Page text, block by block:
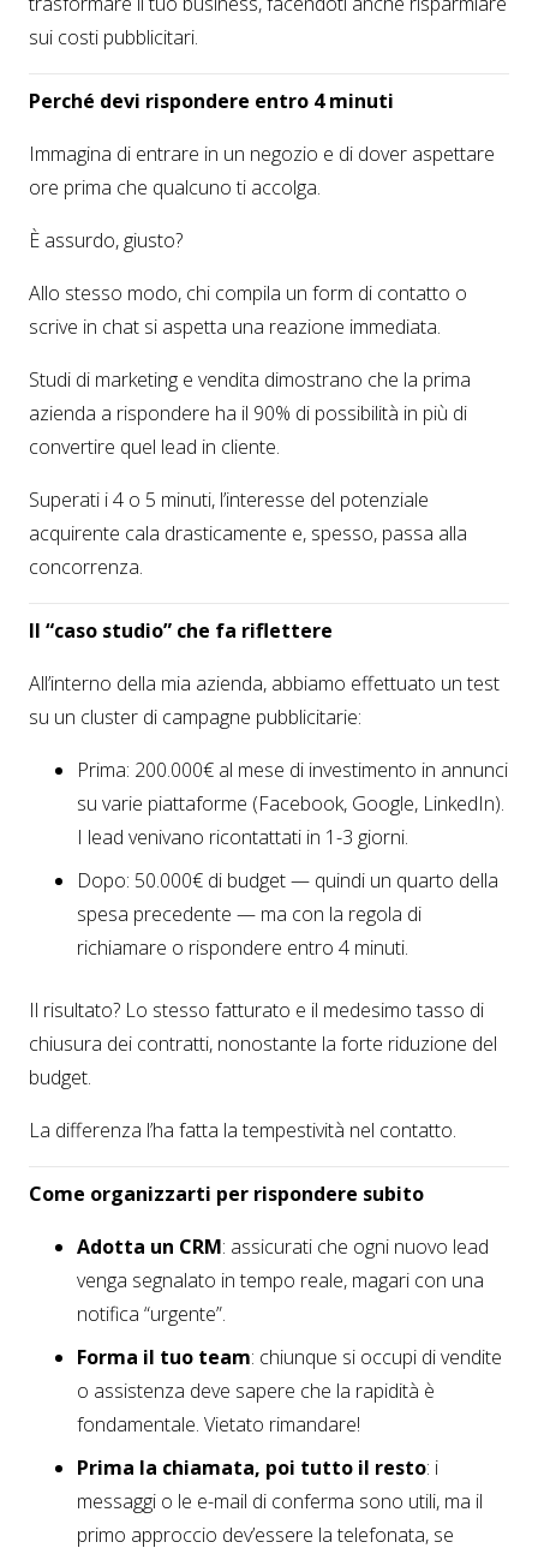
sui costi pubblicitari.
Perché devi rispondere entro 4 minuti
Immagina di entrare in un negozio e di dover aspettare
ore prima che qualcuno ti accolga.
È assurdo, giusto?
Allo stesso modo, chi compila un form di contatto o
scrive in chat si aspetta una reazione immediata.
Studi di marketing e vendita dimostrano che la prima
azienda a rispondere ha il 90% di possibilità in più di
convertire quel lead in cliente.
Superati i 4 o 5 minuti, l’interesse del potenziale
acquirente cala drasticamente e, spesso, passa alla
concorrenza.
Il “caso studio” che fa riflettere
All’interno della mia azienda, abbiamo effettuato un test
su un cluster di campagne pubblicitarie:
Prima: 200.000€ al mese di investimento in annunci
su varie piattaforme (Facebook, Google, LinkedIn).
I lead venivano ricontattati in 1-3 giorni.
Dopo: 50.000€ di budget — quindi un quarto della
spesa precedente — ma con la regola di
richiamare o rispondere entro 4 minuti.
Il risultato? Lo stesso fatturato e il medesimo tasso di
chiusura dei contratti, nonostante la forte riduzione del
budget.
La differenza l’ha fatta la tempestività nel contatto.
Come organizzarti per rispondere subito
Adotta un CRM: assicurati che ogni nuovo lead
venga segnalato in tempo reale, magari con una
notifica “urgente”.
Forma il tuo team: chiunque si occupi di vendite
o assistenza deve sapere che la rapidità è
fondamentale. Vietato rimandare!
Prima la chiamata, poi tutto il resto: i
messaggi o le e-mail di conferma sono utili, ma il
primo approccio dev’essere la telefonata, se